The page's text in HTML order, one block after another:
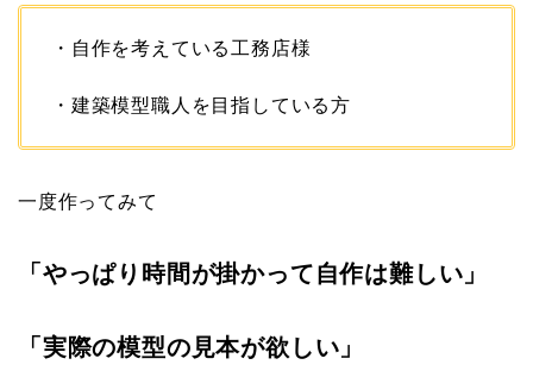
・自作を考えている工務店様
・建築模型職人を目指している方
一度作ってみて
「やっぱり時間が掛かって自作は難しい」
「実際の模型の見本が欲しい」